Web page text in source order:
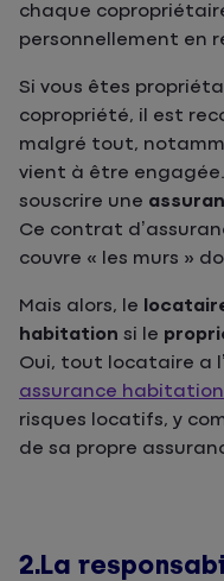
chaque
personnellement en
Si vous êtes
copropriété, il est
malgré tout,
vient à être
souscrire une
Ce contrat
couvre « les murs »
Mais alors, le
habitation si le
Oui, tout locataire a
assurance habitation
risques locatifs, y
de sa propre
2.La